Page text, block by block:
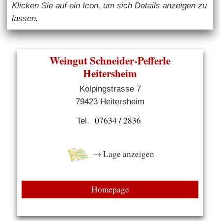
Klicken Sie auf ein Icon, um sich Details anzeigen zu
lassen.
Weingut Schneider-Pefferle
Heitersheim
Kolpingstrasse 7
79423 Heitersheim
Tel. 07634 / 2836
→ Lage anzeigen
Homepage